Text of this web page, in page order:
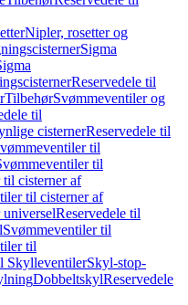
Nipler, rosetter og
Sigma
Reservedele til
TilbehørSvømmeventiler og
til
cisternerReservedele til
til
til
cisterner af
til cisterner af
Reservedele til
Svømmeventiler til
til
SkylleventilerSkyl-stop-
DobbeltskylReservedele